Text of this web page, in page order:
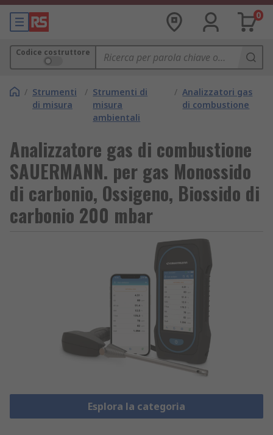
0
Codice costruttore
/ Strumenti
di misura
/ Strumenti di
misura
ambientali
/ Analizzatori gas
di combustione
Analizzatore gas di combustione
SAUERMANN. per gas Monossido
di carbonio, Ossigeno, Biossido di
carbonio 200 mbar
Esplora la categoria